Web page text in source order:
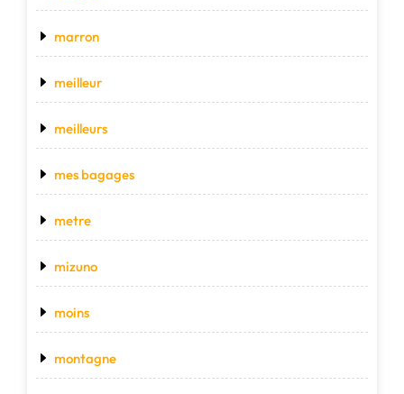
marron
meilleur
meilleurs
mes bagages
metre
mizuno
moins
montagne